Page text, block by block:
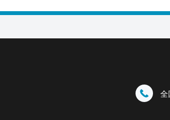
全